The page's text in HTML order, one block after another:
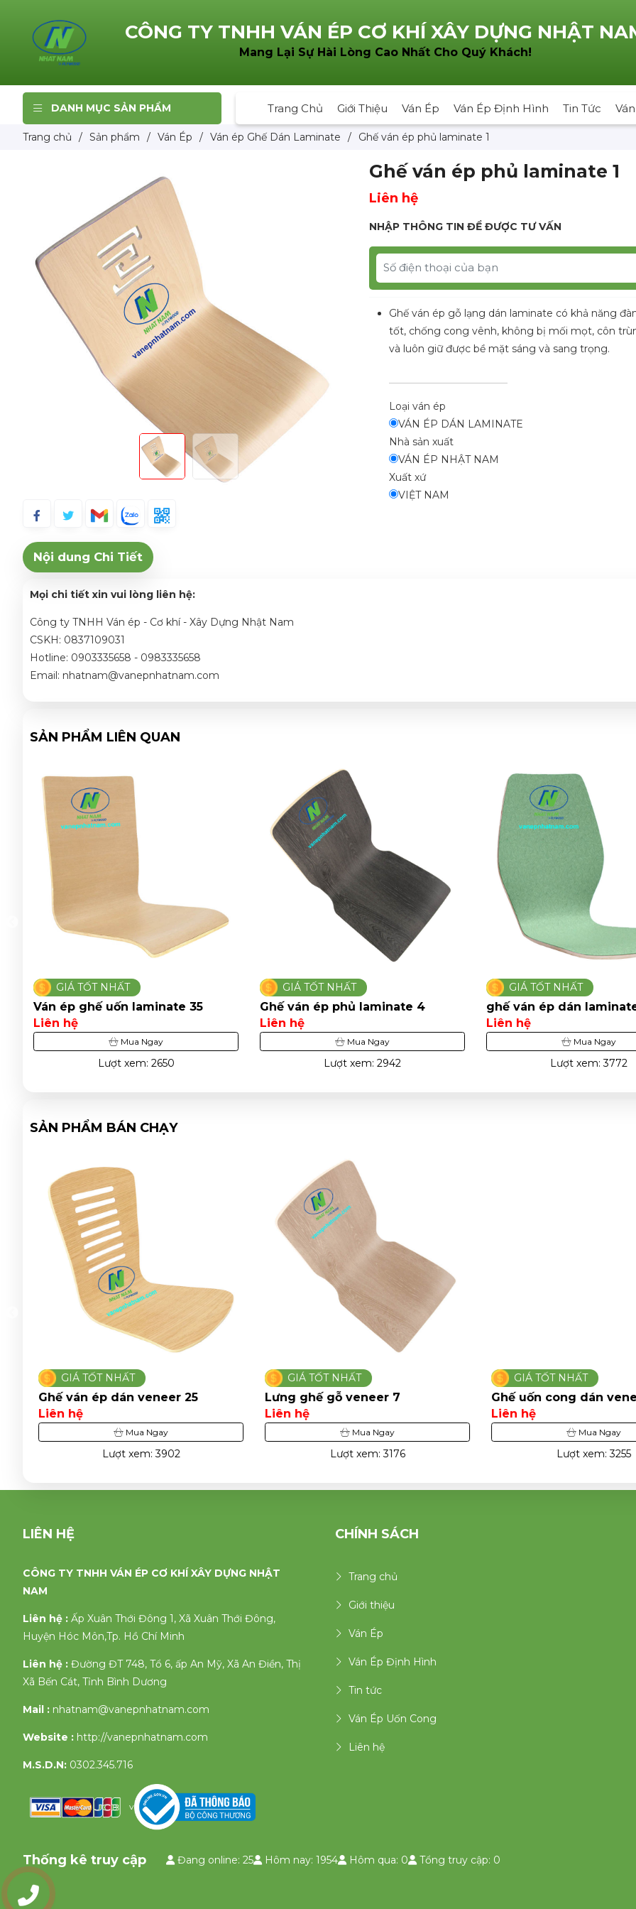
CÔNG TY TNHH VÁN ÉP CƠ KHÍ XÂY DỰNG NHẬT
Mang Lại Sự Hài Lòng Cao Nhất Cho Quý Khách!
DANH MỤC SẢN PHẨM Trang Chủ Giới Thiệu Ván Ép Ván Ép Định Hình Tin Tức
Trang chủ / Sản phẩm / Ván Ép / Ván ép Ghế Dán Laminate / Ghế ván ép phủ laminate 1
Ghế ván ép phủ laminate 1
Liên hệ
NHẬP THÔNG TIN ĐỂ ĐƯỢC TƯ VẤN
Ghế ván ép gỗ lạng dán laminate có khả năng
tốt, chống cong vênh, không bị mối mọt, côn
và luôn giữ được bề mặt sáng và sang trọng.
Loại ván ép
VÁN ÉP DÁN LAMINATE
Nhà sản xuất
VÁN ÉP NHẬT NAM
Xuất xứ
VIỆT NAM
Nội dung Chi Tiết
Mọi chi tiết xin vui lòng liên hệ:
Công ty TNHH Ván ép - Cơ khí - Xây Dựng Nhật Nam
CSKH: 0837109031
Hotline: 0903335658 - 0983335658
Email: nhatnam@vanepnhatnam.com
SẢN PHẨM LIÊN QUAN
GIÁ TỐT NHẤT
Ván ép ghế uốn laminate 35
Liên hệ
Mua Ngay
Lượt xem: 2650
GIÁ TỐT NHẤT
Ghế ván ép phủ laminate 4
Liên hệ
Mua Ngay
Lượt xem: 2942
GIÁ TỐT NHẤT
ghế ván ép dán
Liên hệ
Mua Ngay
Lượt xem: 3772
SẢN PHẨM BÁN CHẠY
GIÁ TỐT NHẤT
Ghế ván ép dán veneer 25
Liên hệ
Mua Ngay
Lượt xem: 3902
GIÁ TỐT NHẤT
Lưng ghế gỗ veneer 7
Liên hệ
Mua Ngay
Lượt xem: 3176
GIÁ TỐT NHẤT
Ghế uốn cong dán
Liên hệ
Mua Ngay
Lượt xem: 3255
LIÊN HỆ
CÔNG TY TNHH VÁN ÉP CƠ KHÍ XÂY DỰNG NHẬT
NAM
Liên hệ : Ấp Xuân Thới Đông 1, Xã Xuân Thới Đông,
Huyện Hóc Môn,Tp. Hồ Chí Minh
Liên hệ : Đường ĐT 748, Tổ 6, ấp An Mỹ, Xã An Điền, Thị
Xã Bến Cát, Tỉnh Bình Dương
Mail : nhatnam@vanepnhatnam.com
Website : http://vanepnhatnam.com
M.S.D.N: 0302.345.716
v
CHÍNH SÁCH
Trang chủ
Giới thiệu
Ván Ép
Ván Ép Định Hình
Tin tức
Ván Ép Uốn Cong
Liên hệ
Thống kê truy cập Đang online: 25 Hôm nay: 1954 Hôm qua: 0 Tổng truy cập: 0
0903335658